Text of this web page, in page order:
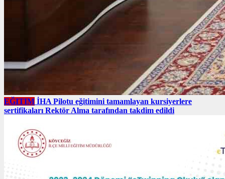
EĞITIM İHA Pilotu eğitimini tamamlayan kursiyerlere
sertifikaları Rektör Alma tarafından takdim edildi